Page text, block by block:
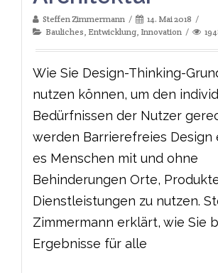
Steffen Zimmermann
14. Mai 2018
Bauliches, Entwicklung, Innovation
Wie Sie Design-Thinking-
nutzen können, um den
Bedürfnissen der Nutzer
werden Barrierefreies Design
es Menschen mit und ohne
Behinderungen Orte,
Dienstleistungen zu nutzen.
Zimmermann erklärt, wie Sie
Ergebnisse für alle